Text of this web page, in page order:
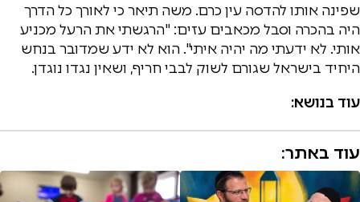
שפינה אותו להדסה עין כרם. משה תיאר כי לאורך כל הדרך
היה בהכרה וסבל מכאבים עזים: "הרגשתי את הרעל מכניע
אותי. לא ידעתי מה יהיה איתי". הוא לא ידע שמדובר בנחש
היחיד בישראל שגורם לשוק לבבי חריף, ושאין נגדו נוגדן.
עוד בנושא:
עוד באתר: